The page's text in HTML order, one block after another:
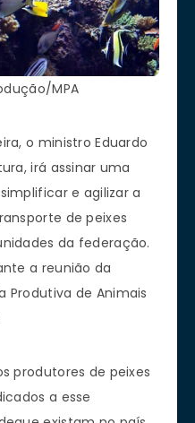
MPA
o ministro Eduardo
irá assinar uma
e agilizar a
de peixes
da federação.
a reunião da
Produtiva de Animais
produtores de peixes
a esse